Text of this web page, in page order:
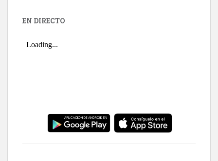
EN DIRECTO